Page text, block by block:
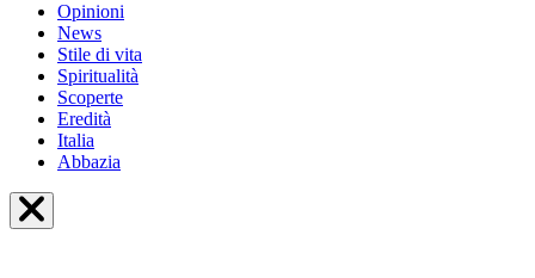
Opinioni
News
Stile di vita
Spiritualità
Scoperte
Eredità
Italia
Abbazia